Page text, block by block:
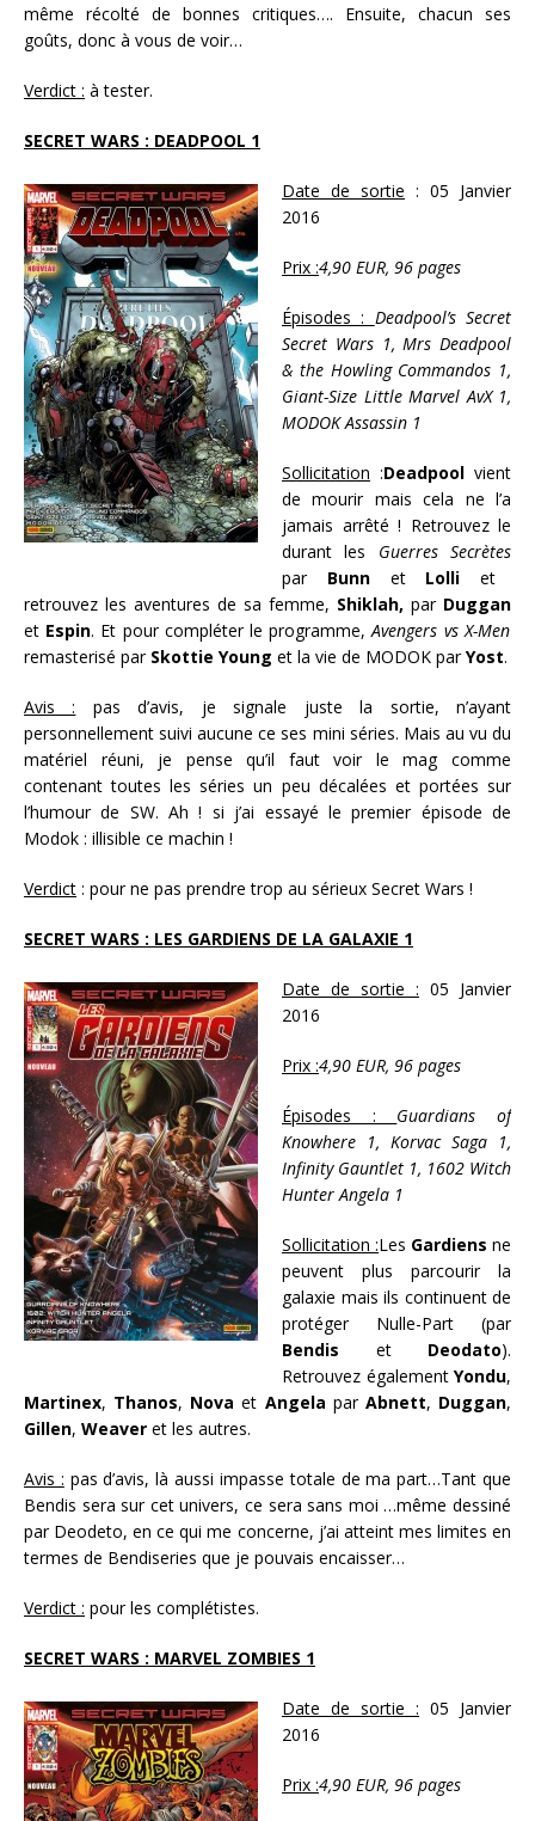
même récolté de bonnes critiques…. Ensuite, chacun ses
goûts, donc à vous de voir…
Verdict : à tester.
SECRET WARS : DEADPOOL 1
Date de sortie : 05 Janvier
2016
Prix :4,90 EUR, 96 pages
Épisodes : Deadpool’s Secret
Secret Wars 1, Mrs Deadpool
& the Howling Commandos 1,
Giant-Size Little Marvel AvX 1,
MODOK Assassin 1
Sollicitation :Deadpool vient
de mourir mais cela ne l’a
jamais arrêté ! Retrouvez le
durant les Guerres Secrètes
par Bunnet Lolli et
retrouvez les aventures de sa femme, Shiklah, par Duggan
et Espin. Et pour compléter le programme,Avengers vs X-Men
remasterisé parSkottie Young et la vie de MODOK parYost.
Avis : pas d’avis, je signale juste la sortie, n’ayant
personnellement suivi aucune ce ses mini séries. Mais au vu du
matériel réuni, je pense qu’il faut voir le mag comme
contenant toutes les séries un peu décalées et portées sur
l’humour de SW. Ah ! si j’ai essayé le premier épisode de
Modok : illisible ce machin !
Verdict : pour ne pas prendre trop au sérieux Secret Wars !
SECRET WARS : LES GARDIENS DE LA GALAXIE 1
Date de sortie : 05 Janvier
2016
Prix :4,90 EUR, 96 pages
Épisodes : Guardians of
Knowhere 1, Korvac Saga 1,
Infinity Gauntlet 1, 1602 Witch
Hunter Angela 1
Sollicitation :Les Gardiens ne
peuvent plus parcourir la
galaxie mais ils continuent de
protéger Nulle-Part (par
Bendis et Deodato).
Retrouvez également Yondu,
Martinex, Thanos, Nova et Angela par Abnett, Duggan,
Gillen, Weaver et les autres.
Avis : pas d’avis, là aussi impasse totale de ma part…Tant que
Bendis sera sur cet univers, ce sera sans moi …même dessiné
par Deodeto, en ce qui me concerne, j’ai atteint mes limites en
termes de Bendiseries que je pouvais encaisser…
Verdict : pour les complétistes.
SECRET WARS : MARVEL ZOMBIES 1
Date de sortie : 05 Janvier
2016
Prix :4,90 EUR, 96 pages